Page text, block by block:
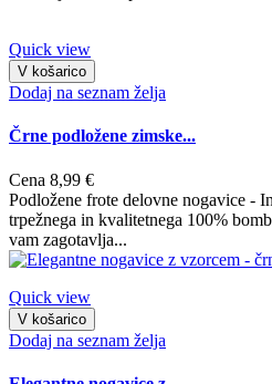
Quick view
V košarico
Dodaj na seznam želja
Črne podložene zimske...
Cena 8,99 €
Podložene frote delovne nogavice -
trpežnega in kvalitetnega 100%
vam zagotavlja...
Quick view
V košarico
Dodaj na seznam želja